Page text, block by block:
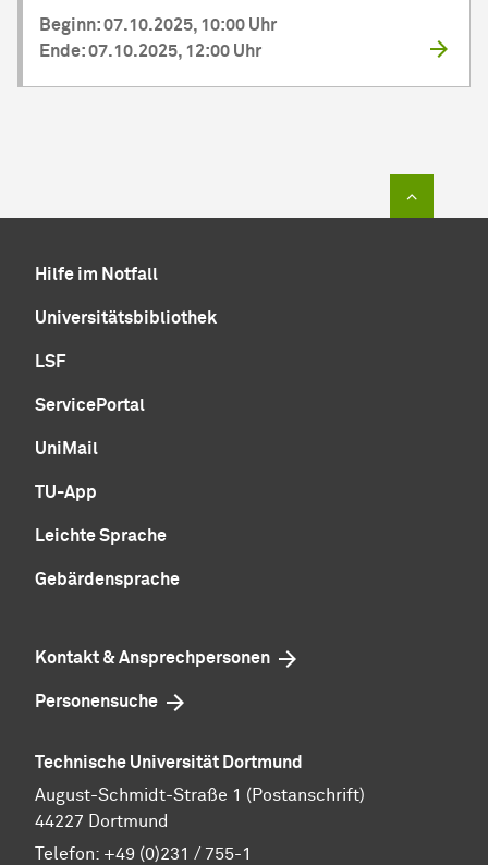
Beginn: 07.10.2025, 10:00 Uhr
Ende: 07.10.2025, 12:00 Uhr
Hilfe im Notfall
Universitätsbibliothek
LSF
ServicePortal
UniMail
TU-App
Leichte Sprache
Gebärdensprache
Kontakt & Ansprechpersonen
Personensuche
Technische Universität Dortmund
August-Schmidt-Straße 1 (Postanschrift)
44227 Dortmund
Telefon: +49 (0)231 / 755-1